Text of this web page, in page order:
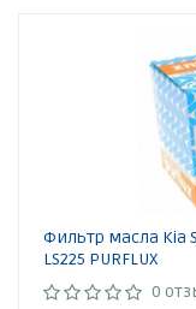
Фильтр масла Kia
LS225 PURFLUX
0